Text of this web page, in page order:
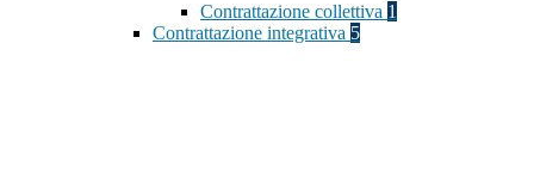
Contrattazione collettiva 1
Contrattazione integrativa 5